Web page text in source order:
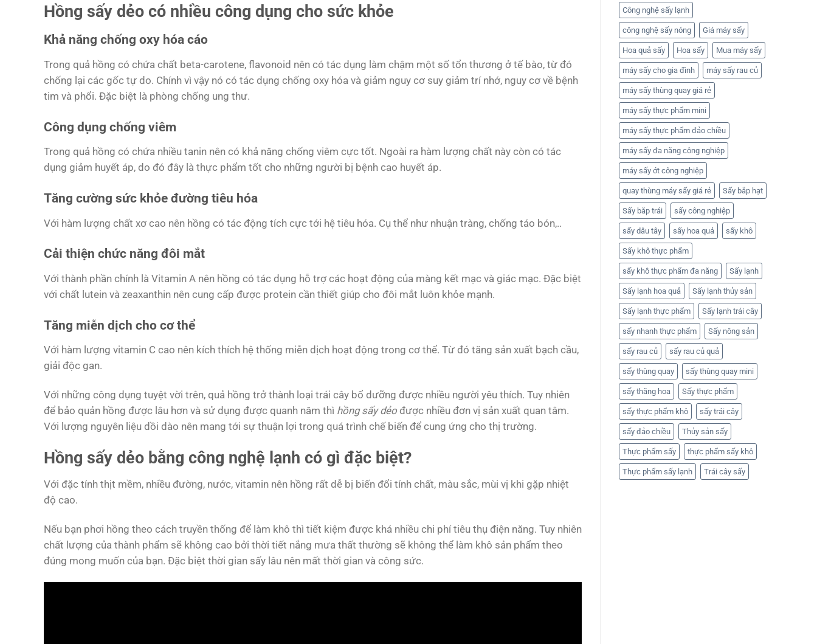
Hồng sấy dẻo có nhiều công dụng cho sức khỏe
Khả năng chống oxy hóa cáo
Trong quả hồng có chứa chất beta-carotene, flavonoid nên có tác dụng làm chậm một số tổn thương ở tế bào, từ đó
chống lại các gốc tự do. Chính vì vậy nó có tác dụng chống oxy hóa và giảm nguy cơ suy giảm trí nhớ, nguy cơ về bệnh
tim và phổi. Đặc biệt là phòng chống ung thư.
Công dụng chống viêm
Trong quả hồng có chứa nhiều tanin nên có khả năng chống viêm cực tốt. Ngoài ra hàm lượng chất này còn có tác
dụng giảm huyết áp, do đó đây là thực phẩm tốt cho những người bị bệnh cao huyết áp.
Tăng cường sức khỏe đường tiêu hóa
Với hàm lượng chất xơ cao nên hồng có tác động tích cực tới hệ tiêu hóa. Cụ thể như nhuận tràng, chống táo bón,..
Cải thiện chức năng đôi mắt
Với thành phần chính là Vitamin A nên hồng có tác dụng hỗ trợ các hoạt động của màng kết mạc và giác mạc. Đặc biệt
với chất lutein và zeaxanthin nên cung cấp được protein cần thiết giúp cho đôi mắt luôn khỏe mạnh.
Tăng miễn dịch cho cơ thể
Với hàm lượng vitamin C cao nên kích thích hệ thống miễn dịch hoạt động trong cơ thể. Từ đó tăng sản xuất bạch cầu,
giải độc gan.
Với những công dụng tuyệt vời trên, quả hồng trở thành loại trái cây bổ dưỡng được nhiều người yêu thích. Tuy nhiên
để bảo quản hồng được lâu hơn và sử dụng được quanh năm thì hồng sấy dẻo được nhiều đơn vị sản xuất quan tâm.
Với lượng nguyên liệu dồi dào nên mang tới sự thuận lợi trong quá trình chế biến để cung ứng cho thị trường.
Hồng sấy dẻo bằng công nghệ lạnh có gì đặc biệt?
Với đặc tính thịt mềm, nhiều đường, nước, vitamin nên hồng rất dễ bị biến đổi tính chất, màu sắc, mùi vị khi gặp nhiệt
độ cao.
Nếu bạn phơi hồng theo cách truyền thống để làm khô thì tiết kiệm được khá nhiều chi phí tiêu thụ điện năng. Tuy nhiên
chất lượng của thành phẩm sẽ không cao bởi thời tiết nắng mưa thất thường sẽ không thể làm khô sản phẩm theo
đúng mong muốn của bạn. Đặc biệt thời gian sấy lâu nên mất thời gian và công sức.
Công nghệ sấy lạnh
công nghệ sấy nóng Giá máy sấy
Hoa quả sấy Hoa sấy Mua máy sấy
máy sấy cho gia đình máy sấy rau củ
máy sấy thùng quay giá rẻ
máy sấy thực phẩm mini
máy sấy thực phẩm đảo chiều
máy sấy đa năng công nghiệp
máy sấy ớt công nghiệp
quay thùng máy sấy giá rẻ Sấy bắp hạt
Sấy bắp trái sấy công nghiệp
sấy dâu tây sấy hoa quả sấy khô
Sấy khô thực phẩm
sấy khô thực phẩm đa năng Sấy lạnh
Sấy lạnh hoa quả Sấy lạnh thủy sản
Sấy lạnh thực phẩm Sấy lạnh trái cây
sấy nhanh thực phẩm Sấy nông sản
sấy rau củ sấy rau củ quả
sấy thùng quay sấy thùng quay mini
sấy thăng hoa Sấy thực phẩm
sấy thực phẩm khô sấy trái cây
sấy đảo chiều Thủy sản sấy
Thực phẩm sấy thực phẩm sấy khô
Thực phẩm sấy lạnh Trái cây sấy